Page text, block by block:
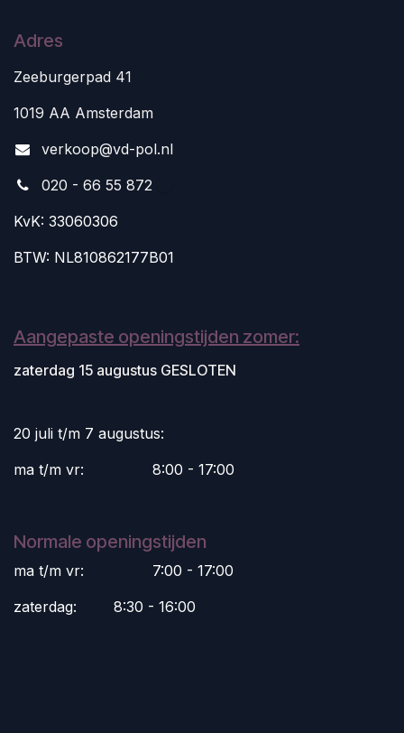
Adres
Zeeburgerpad 41
1019 AA Amsterdam
verkoop@vd-pol.nl
020 - 66 55 872
KvK: 33060306
BTW: NL810862177B01
Aangepaste openingstijden zomer:
zaterdag 15 augustus GESLOTEN
20 juli t/m 7 augustus:
ma t/m vr:
​8:00 - 17:00
Normale openingstijden
ma t/m vr:
​7:00 - 17:00
zaterdag:
​8:30 - 16:00